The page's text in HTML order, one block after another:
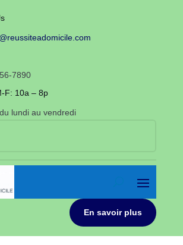
7890
F: 10a – 8p
lundi au vendredi
En savoir plus